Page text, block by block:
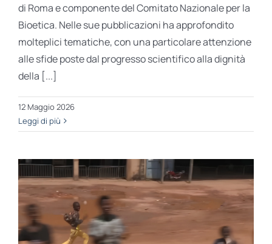
di Roma e componente del Comitato Nazionale per la
Bioetica. Nelle sue pubblicazioni ha approfondito
molteplici tematiche, con una particolare attenzione
alle sfide poste dal progresso scientifico alla dignità
della [...]
12 Maggio 2026
Leggi di più